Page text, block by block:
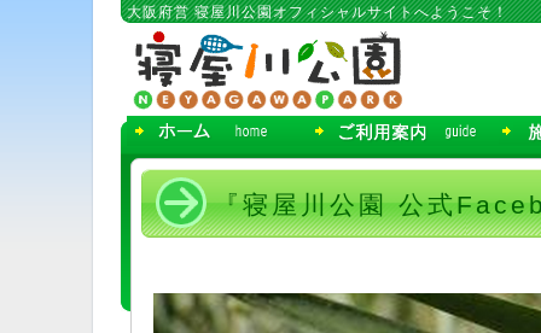
大阪府営 寝屋川公園オフィシャルサイトへようこそ！
コ
ツ
へ
動
『寝屋川公園 公式